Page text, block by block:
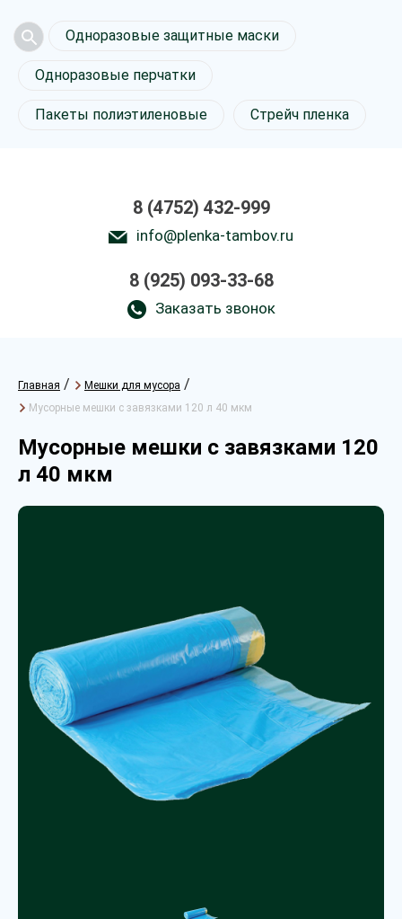
Одноразовые защитные маски
Одноразовые перчатки
Пакеты полиэтиленовые Стрейч пленка
8 (4752) 432-999
info@plenka-tambov.ru
8 (925) 093-33-68
Заказать звонок
Главная / Мешки для мусора /
Мусорные мешки с завязками 120 л 40 мкм
Мусорные мешки с завязками 120
л 40 мкм